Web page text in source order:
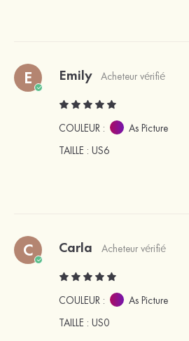
E Emily Acheteur vérifié
COULEUR :
As Picture
TAILLE : US6
C Carla Acheteur vérifié
COULEUR :
As Picture
TAILLE : US0